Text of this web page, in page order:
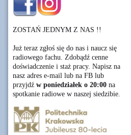
ZOSTAŃ JEDNYM Z NAS !!
Już teraz zgłoś się do nas i naucz się
radiowego fachu. Zdobądź cenne
doświadczenie i staż pracy. Napisz na
nasz adres e-mail lub na FB lub
przyjdź w poniedziałek o 20:00 na
spotkanie radiowe w naszej siedzibie.